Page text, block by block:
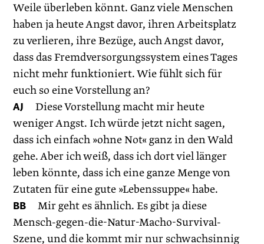
Weile überleben könnt. Ganz viele Menschen
haben ja heute Angst davor, ihren Arbeitsplatz
zu verlieren, ihre Bezüge, auch Angst davor,
dass das Fremdversorgungssystem eines Tages
nicht mehr funktioniert. Wie fühlt sich für
euch so eine Vorstellung an?
AJ Diese Vorstellung macht mir heute
weniger Angst. Ich würde jetzt nicht sagen,
dass ich einfach »ohne Not« ganz in den Wald
gehe. Aber ich weiß, dass ich dort viel länger
leben könnte, dass ich eine ganze Menge von
Zutaten für eine gute »Lebenssuppe« habe.
BB Mir geht es ähnlich. Es gibt ja diese
Mensch-gegen-die-Natur-Macho-Survival-
Szene, und die kommt mir nur schwachsinnig